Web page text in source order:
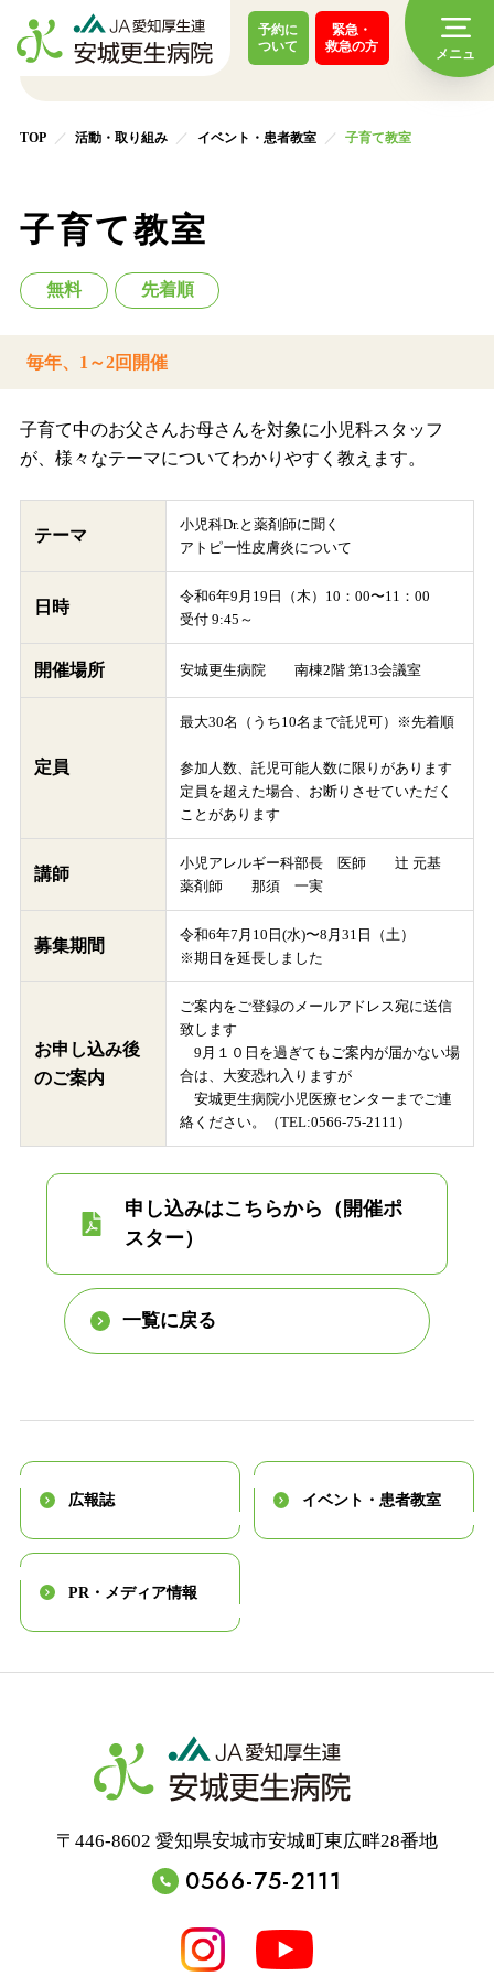
予約に
ついて
緊急・
救急の方
TOP 活動・取り組み イベント・患者教室 子育て教室
子育て教室
無料 先着順
毎年、1～2回開催
子育て中のお父さんお母さんを対象に小児科スタッフ
が、様々なテーマについてわかりやすく教えます。
テーマ
小児科Dr.と薬剤師に聞く
アトピー性皮膚炎について
日時
令和6年9月19日（木）10：00〜11：00
受付 9:45～
開催場所 安城更生病院 南棟2階 第13会議室
定員
最大30名（うち10名まで託児可）※先着順
参加人数、託児可能人数に限りがあります
定員を超えた場合、お断りさせていただく
ことがあります
講師
小児アレルギー科部長 医師 辻 元基
薬剤師 那須 一実
募集期間
令和6年7月10日(水)〜8月31日（土）
※期日を延長しました
お申し込み後
のご案内
ご案内をご登録のメールアドレス宛に送信
致します
9月１０日を過ぎてもご案内が届かない場
合は、大変恐れ入りますが
安城更生病院小児医療センターまでご連
絡ください。（TEL:0566-75-2111）
申し込みはこちらから（開催ポ
スター）
一覧に戻る
広報誌 イベント・患者教室
PR・メディア情報
〒446-8602 愛知県安城市安城町東広畔28番地
0566-75-2111